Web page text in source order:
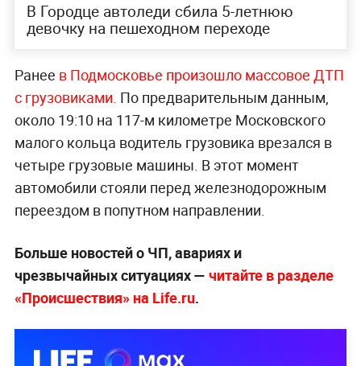
В Городце автоледи сбила 5-летнюю
девочку на пешеходном переходе
Ранее в Подмосковье произошло массовое ДТП
с грузовиками. По предварительным данным,
около 19:10 на 117-м километре Московского
малого кольца водитель грузовика врезался в
четыре грузовые машины. В этот момент
автомобили стояли перед железнодорожным
переездом в попутном направлении.
Больше новостей о ЧП, авариях и
чрезвычайных ситуациях — читайте в разделе
«Происшествия» на Life.ru.